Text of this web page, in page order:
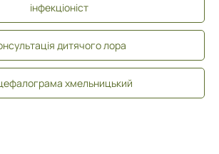
інфекціоніст
дитячого лора
хмельницький